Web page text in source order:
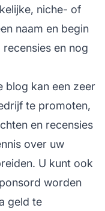
niche- of
naam en begin
en nog
blog kan een zeer
te promoten,
en recensies
over uw
U kunt ook
worden
geld te